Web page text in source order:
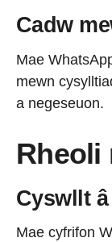
Cadw
Mae
mewn
a negeseuon.
Rheoli
Cyswllt
Mae cyfrifon